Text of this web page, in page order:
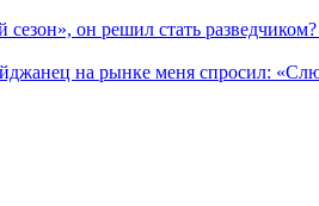
он решил стать
на рынке меня спросил: